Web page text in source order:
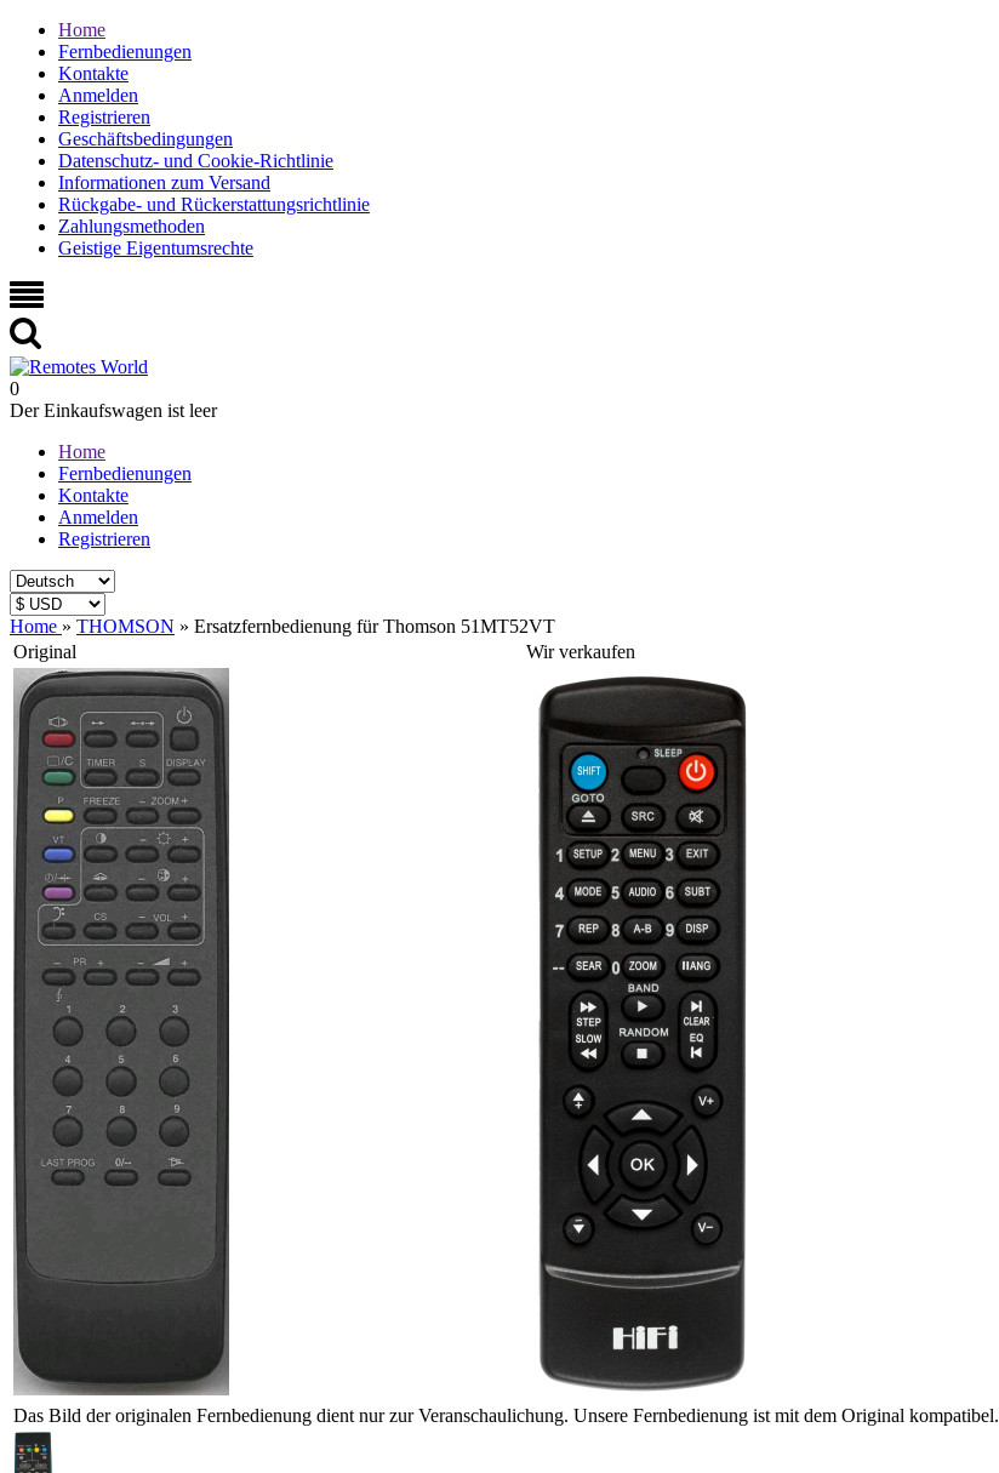
Home
Fernbedienungen
Kontakte
Anmelden
Registrieren
Geschäftsbedingungen
Datenschutz- und Cookie-Richtlinie
Informationen zum Versand
Rückgabe- und Rückerstattungsrichtlinie
Zahlungsmethoden
Geistige Eigentumsrechte
0
Der Einkaufswagen ist leer
Home
Fernbedienungen
Kontakte
Anmelden
Registrieren
Home » THOMSON » Ersatzfernbedienung für Thomson 51MT52VT
Original
Wir verkaufen
Das Bild der originalen Fernbedienung dient nur zur Veranschaulichung. Unsere Fernbedienung ist mit dem Original kompatibel.